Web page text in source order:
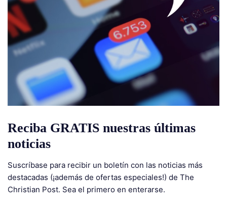
Reciba GRATIS nuestras últimas
noticias
Suscríbase para recibir un boletín con las noticias más
destacadas (¡además de ofertas especiales!) de The
Christian Post. Sea el primero en enterarse.